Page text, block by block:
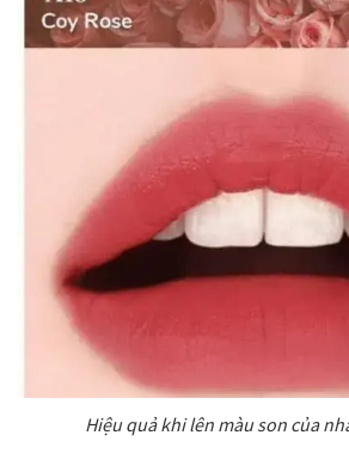
Hiệu quả khi lên màu son của